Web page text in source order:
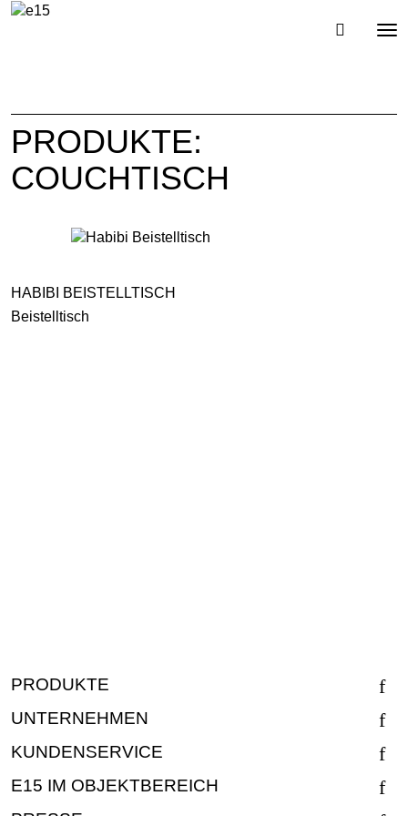
PRODUKTE:
COUCHTISCH
HABIBI BEISTELLTISCH
Beistelltisch
PRODUKTE
UNTERNEHMEN
KUNDENSERVICE
E15 IM OBJEKTBEREICH